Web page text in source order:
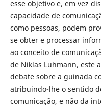
esse objetivo e, em vez
capacidade de
como pessoas, podem
se obter e processar
ao conceito de
de Niklas Luhmann, este
debate sobre a guinada
atribuindo-lhe o sentido
comunicação, e não da